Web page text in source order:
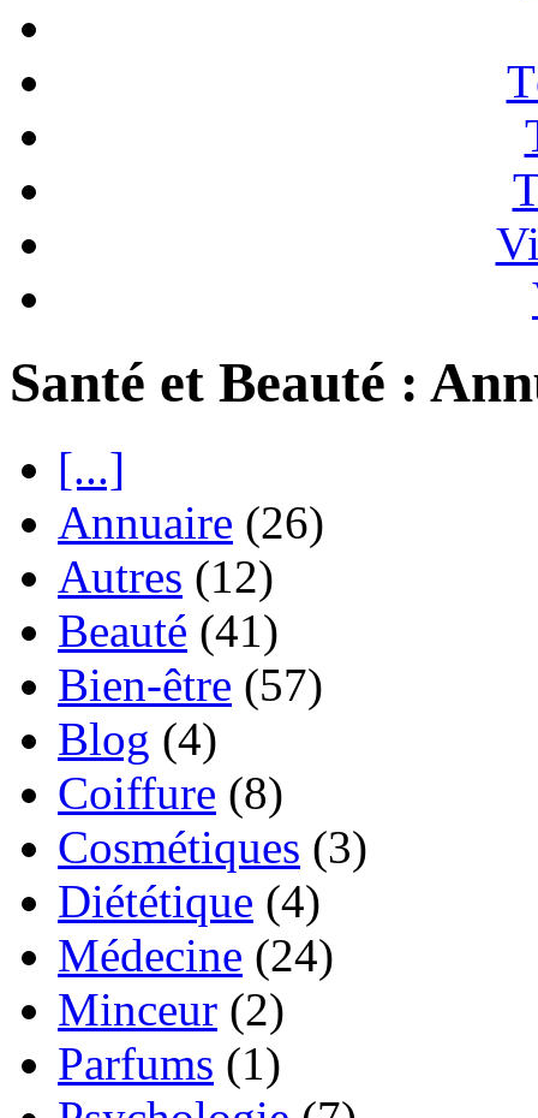
Santé et Beauté :
[...]
Annuaire (26)
Autres (12)
Beauté (41)
Bien-être (57)
Blog (4)
Coiffure (8)
Cosmétiques (3)
Diététique (4)
Médecine (24)
Minceur (2)
Parfums (1)